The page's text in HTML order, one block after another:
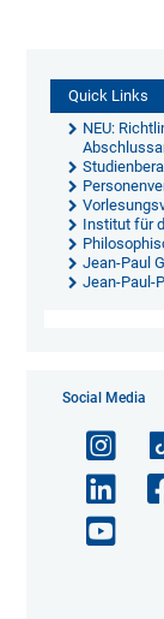
Quick Links
NEU:
Institut für
Jean-Paul
Jean-Paul-
Social Media